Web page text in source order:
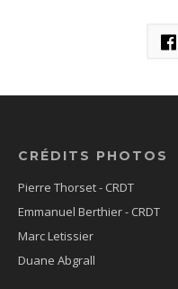
CRÉDITS PHOTOS
Pierre Thorset - CRDT
Emmanuel Berthier - CRDT
Marc Letissier
Duane Abgrall